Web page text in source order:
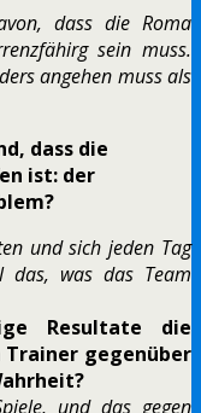
dass die Roma
sein muss.
angehen muss als
dass die
ist: der
und sich jeden Tag
was das Team
Resultate die
Trainer gegenüber
und das gegen